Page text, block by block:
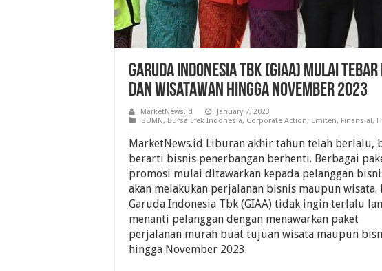
Garuda Indonesia Tbk (GIAA) Mulai
Dan Wisatawan Hingga November 2023
MarketNews.id
January 7, 2023
BUMN, Bursa Efek Indonesia, Corporate Action, Emiten, Finansial ,
MarketNews.id Liburan akhir tahun telah berlalu,
berarti bisnis penerbangan berhenti. Berbagai
promosi mulai ditawarkan kepada pelanggan
akan melakukan perjalanan bisnis maupun wisata.
Garuda Indonesia Tbk (GIAA) tidak ingin terlalu
menanti pelanggan dengan menawarkan paket
perjalanan murah buat tujuan wisata maupun
hingga November 2023.